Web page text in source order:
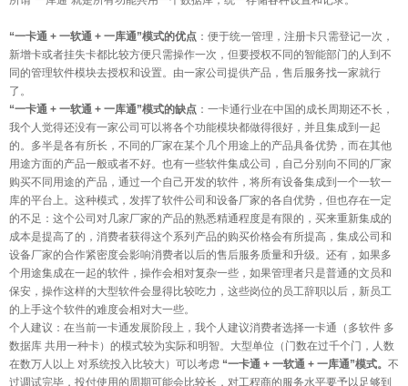
“一卡通 + 一软通 + 一库通”模式的优点 ：便于统一管理，注册卡只需登记一次，
新增卡或者挂失卡都比较方便只需操作一次，但要授权不同的智能部门的人到不
同的管理软件模块去授权和设置。由一家公司提供产品，售后服务找一家就行
了。
“一卡通 + 一软通 + 一库通”模式的缺点 ：一卡通行业在中国的成长周期还不长，
我个人觉得还没有一家公司可以将各个功能模块都做得很好，并且集成到一起
的。多半是各有所长，不同的厂家在某个几个用途上的产品具备优势，而在其他
用途方面的产品一般或者不好。也有一些软件集成公司，自己分别向不同的厂家
购买不同用途的产品，通过一个自己开发的软件，将所有设备集成到一个一软一
库的平台上。这种模式，发挥了软件公司和设备厂家的各自优势，但也存在一定
的不足：这个公司对几家厂家的产品的熟悉精通程度是有限的，买来重新集成的
成本是提高了的，消费者获得这个系列产品的购买价格会有所提高，集成公司和
设备厂家的合作紧密度会影响消费者以后的售后服务质量和升级。还有，如果多
个用途集成在一起的软件，操作会相对复杂一些，如果管理者只是普通的文员和
保安，操作这样的大型软件会显得比较吃力，这些岗位的员工辞职以后，新员工
的上手这个软件的难度会相对大一些。
个人建议：在当前一卡通发展阶段上，我个人建议消费者选择一卡通（多软件 多
数据库 共用一种卡）的模式较为实际和明智。大型单位（门数在过千个门，人数
在数万人以上 对系统投入比较大）可以考虑 “一卡通 + 一软通 + 一库通”模式。 不
过调试完毕，投付使用的周期可能会比较长，对工程商的服务水平要予以足够到